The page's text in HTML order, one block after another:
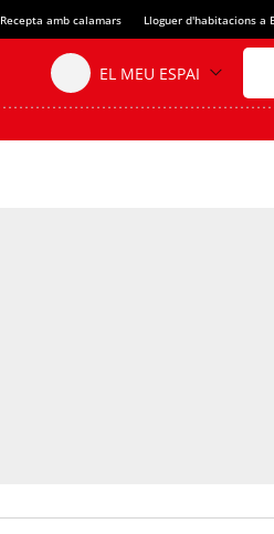
Recepta amb calamars Lloguer d'habitacions a